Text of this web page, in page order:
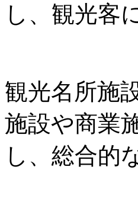
し、観光客
観光名所施
施設や商業
し、総合的